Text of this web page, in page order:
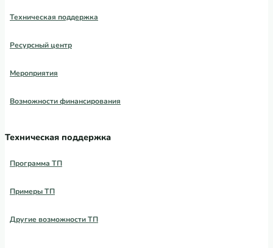
Техническая поддержка
Ресурсный центр
Мероприятия
Возможности финансирования
Техническая поддержка
Программа ТП
Примеры ТП
Другие возможности ТП